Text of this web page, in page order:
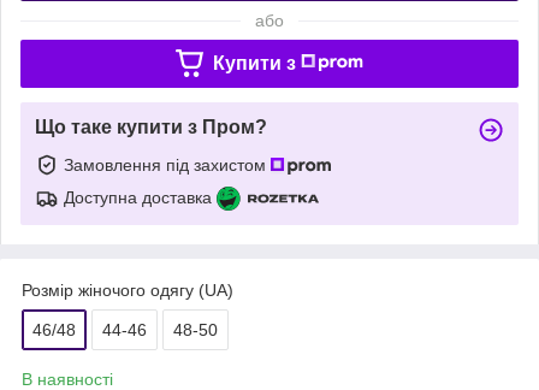
або
Купити з
Що таке купити з Пром?
Замовлення під захистом
Доступна доставка
Розмір жіночого одягу (UA)
46/48 44-46 48-50
В наявності